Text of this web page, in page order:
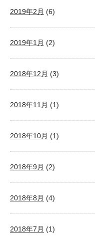
2019年2月 (6)
2019年1月 (2)
2018年12月 (3)
2018年11月 (1)
2018年10月 (1)
2018年9月 (2)
2018年8月 (4)
2018年7月 (1)